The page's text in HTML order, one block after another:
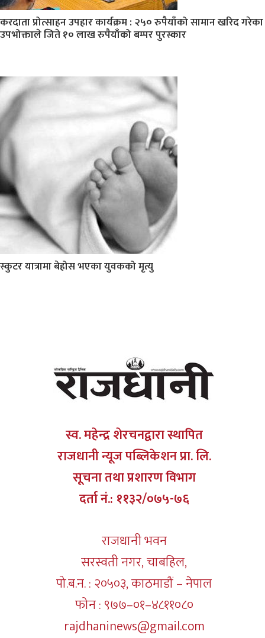
करदाता प्रोत्साहन उपहार कार्यक्रम : २५० रुपैयाँको सामान खरिद गरेका
उपभोक्ताले जिते १० लाख रुपैयाँको बम्पर पुरस्कार
स्कुटर यात्रामा बेहोस भएका युवकको मृत्यु
स्व. महेन्द्र शेरचनद्वारा स्थापित
राजधानी न्यूज पब्लिकेशन प्रा. लि.
सूचना तथा प्रशारण विभाग
दर्ता नं.: ११३२/०७५-७६
राजधानी भवन
सरस्वती नगर, चाबहिल,
पो.ब.न. : २०५०३, काठमाडौं – नेपाल
फोन : ९७७–०१–४८११०८०
rajdhaninews@gmail.com